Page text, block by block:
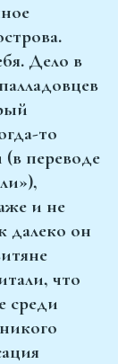
Дело в
то
переводе
и не
далеко он
что
среди